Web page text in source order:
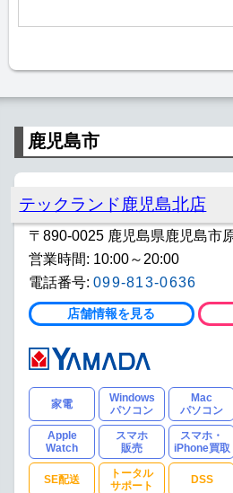
鹿児島市
テックランド鹿児島北店
〒890-0025 鹿児島県鹿児島市
営業時間: 10:00～20:00
電話番号: 099-813-0636
店舗情報を見る
家電
Windows
パソコン
Mac
パソコン
Apple
Watch
スマホ
販売
スマホ・
iPhone買取
SE配送
トータル
サポート
DSS